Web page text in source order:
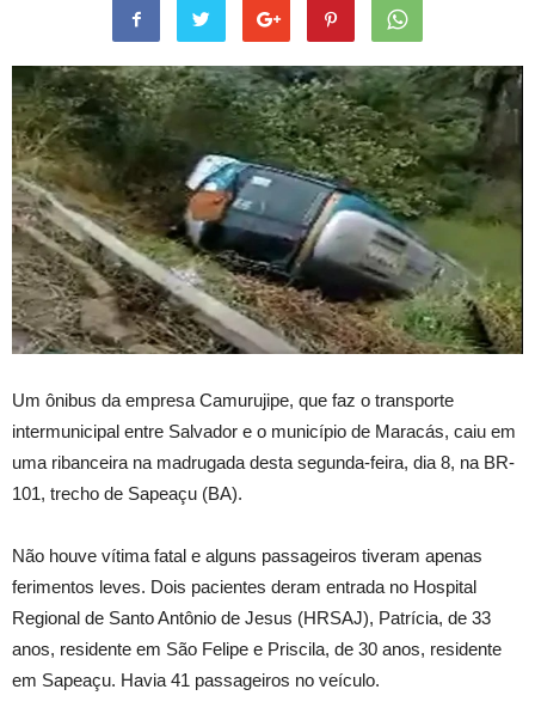
Um ônibus da empresa Camurujipe, que faz o transporte
intermunicipal entre Salvador e o município de Maracás, caiu em
uma ribanceira na madrugada desta segunda-feira, dia 8, na BR-
101, trecho de Sapeaçu (BA).
Não houve vítima fatal e alguns passageiros tiveram apenas
ferimentos leves. Dois pacientes deram entrada no Hospital
Regional de Santo Antônio de Jesus (HRSAJ), Patrícia, de 33
anos, residente em São Felipe e Priscila, de 30 anos, residente
em Sapeaçu. Havia 41 passageiros no veículo.